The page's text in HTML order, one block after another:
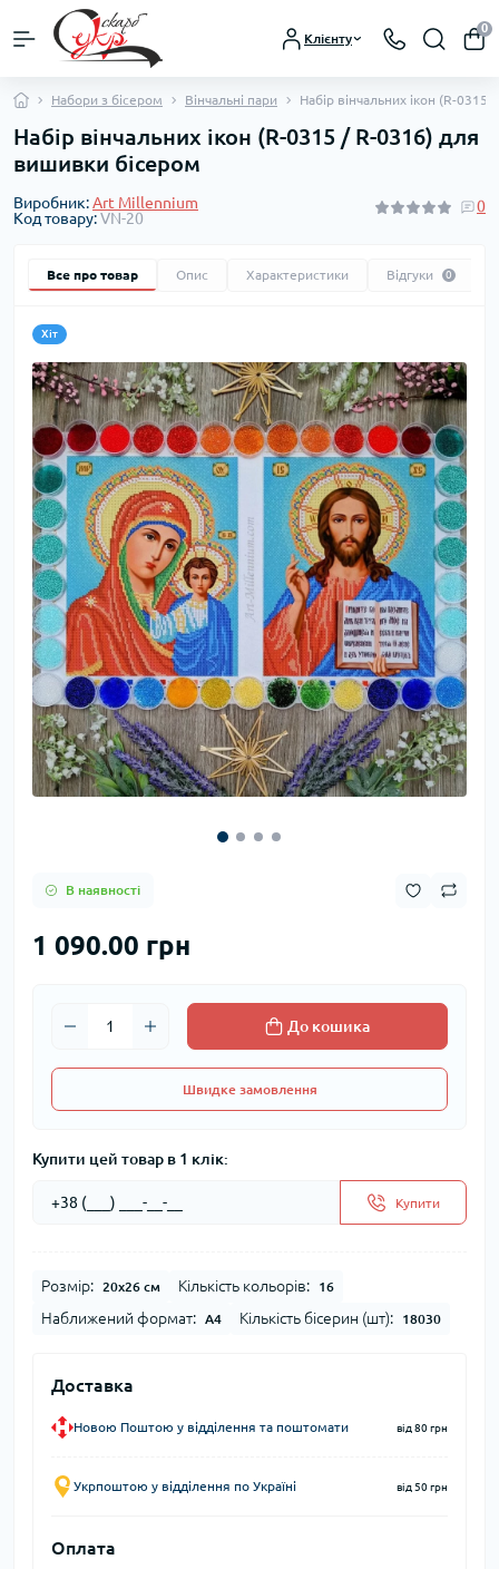
Клієнту
0
Набори з бісером Вінчальні пари Набір вінчальних ікон (R-
Набір вінчальних ікон (R-0315 / R-0316) для
вишивки бісером
Виробник:Art Millennium
Код товару:VN-20
0
Все про товар Опис Характеристики Відгуки 0
Хіт
В наявності
1 090.00 грн
До кошика
Швидке замовлення
Купити цей товар в 1 клік:
Купити
Розмір: 20x26 см Кількість кольорів: 16
Наближений формат: А4 Кількість бісерин (шт): 18030
Доставка
Новою Поштою у відділення та поштомати від 80 грн
Укрпоштою у відділення по Україні від 50 грн
Оплата